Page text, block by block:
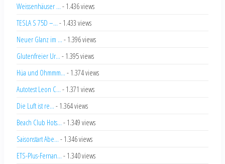
Weissenhäuser ... - 1.436 views
TESLA S 75D –... - 1.433 views
Neuer Glanz im ... - 1.396 views
Glutenfreier Ur... - 1.395 views
Hüa und Ohmmm... - 1.374 views
Autotest Leon C... - 1.371 views
Die Luft ist re... - 1.364 views
Beach Club Hots... - 1.349 views
Saisonstart Abe... - 1.346 views
ETS-Plus-Fernan... - 1.340 views